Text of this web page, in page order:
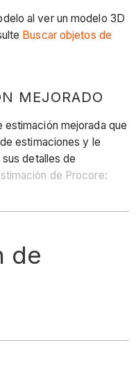
al ver un modelo 3D
Buscar objetos de
MEJORADO
estimación mejorada que
estimaciones y le
detalles de
de Procore:
de